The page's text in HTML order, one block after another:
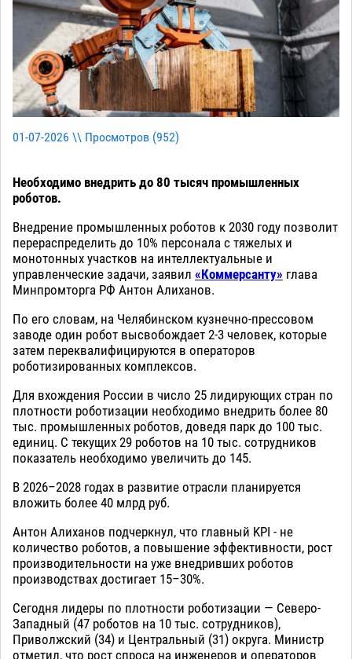
01-07-2026 \\ Просмотров (952)
Необходимо внедрить до 80 тысяч промышленных
роботов.
Внедрение промышленных роботов к 2030 году позволит
перераспределить до 10% персонала с тяжелых и
монотонных участков на интеллектуальные и
управленческие задачи, заявил «Коммерсанту» глава
Минпромторга РФ Антон Алиханов.
По его словам, на Челябинском кузнечно-прессовом
заводе один робот высвобождает 2-3 человек, которые
затем переквалифицируются в операторов
роботизированных комплексов.
Для вхождения России в число 25 лидирующих стран по
плотности роботизации необходимо внедрить более 80
тыс. промышленных роботов, доведя парк до 100 тыс.
единиц. С текущих 29 роботов на 10 тыс. сотрудников
показатель необходимо увеличить до 145.
В 2026–2028 годах в развитие отрасли планируется
вложить более 40 млрд руб.
Антон Алиханов подчеркнул, что главный KPI - не
количество роботов, а повышение эффективности, рост
производительности на уже внедривших роботов
производствах достигает 15–30%.
Сегодня лидеры по плотности роботизации — Северо-
Западный (47 роботов на 10 тыс. сотрудников),
Приволжский (34) и Центральный (31) округа. Министр
отметил, что рост спроса на инженеров и операторов